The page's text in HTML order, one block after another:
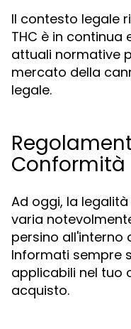
Il contesto legale
THC è in continua
attuali normative
mercato della
legale.
Conformità
Ad oggi, la
varia
persino all'interno
Informati sempre
applicabili nel tuo
acquisto.